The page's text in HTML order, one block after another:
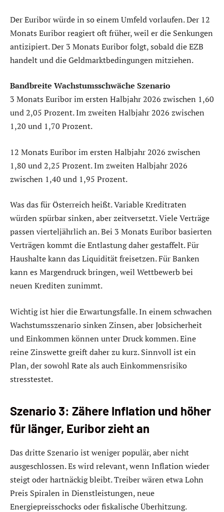
Der Euribor würde in so einem Umfeld vorlaufen. Der 12
Monats Euribor reagiert oft früher, weil er die Senkungen
antizipiert. Der 3 Monats Euribor folgt, sobald die EZB
handelt und die Geldmarktbedingungen mitziehen.
Bandbreite Wachstumsschwäche Szenario
3 Monats Euribor im ersten Halbjahr 2026 zwischen 1,60
und 2,05 Prozent. Im zweiten Halbjahr 2026 zwischen
1,20 und 1,70 Prozent.
12 Monats Euribor im ersten Halbjahr 2026 zwischen
1,80 und 2,25 Prozent. Im zweiten Halbjahr 2026
zwischen 1,40 und 1,95 Prozent.
Was das für Österreich heißt. Variable Kreditraten
würden spürbar sinken, aber zeitversetzt. Viele Verträge
passen vierteljährlich an. Bei 3 Monats Euribor basierten
Verträgen kommt die Entlastung daher gestaffelt. Für
Haushalte kann das Liquidität freisetzen. Für Banken
kann es Margendruck bringen, weil Wettbewerb bei
neuen Krediten zunimmt.
Wichtig ist hier die Erwartungsfalle. In einem schwachen
Wachstumsszenario sinken Zinsen, aber Jobsicherheit
und Einkommen können unter Druck kommen. Eine
reine Zinswette greift daher zu kurz. Sinnvoll ist ein
Plan, der sowohl Rate als auch Einkommensrisiko
stresstestet.
Szenario 3: Zähere Inflation und höher
für länger, Euribor zieht an
Das dritte Szenario ist weniger populär, aber nicht
ausgeschlossen. Es wird relevant, wenn Inflation wieder
steigt oder hartnäckig bleibt. Treiber wären etwa Lohn
Preis Spiralen in Dienstleistungen, neue
Energiepreisschocks oder fiskalische Überhitzung.